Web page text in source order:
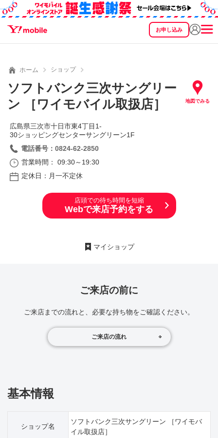
お申し込み
SEARCH
ホーム ショップ
ソフトバンク三次サングリー
ン ［ワイモバイル取扱店］
地図でみる
広島県三次市十日市東4丁目1‐
30ショッピングセンターサングリーン1F
電話番号：0824-62-2850
営業時間： 09:30～19:30
定休日：月一不定休
店頭での待ち時間を短縮
Webで来店予約をする
マイショップ
ご来店の前に
ご来店までの流れと、必要な持ち物をご確認ください。
ご来店の流れ
基本情報
ショップ名
ソフトバンク三次サングリーン ［ワイモバ
イル取扱店］